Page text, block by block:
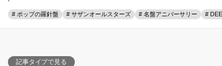
# ポップの羅針盤 # サザンオールスターズ # 名盤アニバーサリー #
記事タイプで見る